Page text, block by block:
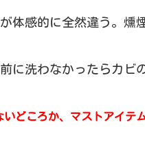
体感的に全然違う。燻
に洗わなかったらカビ
いどころか、マストアイテ